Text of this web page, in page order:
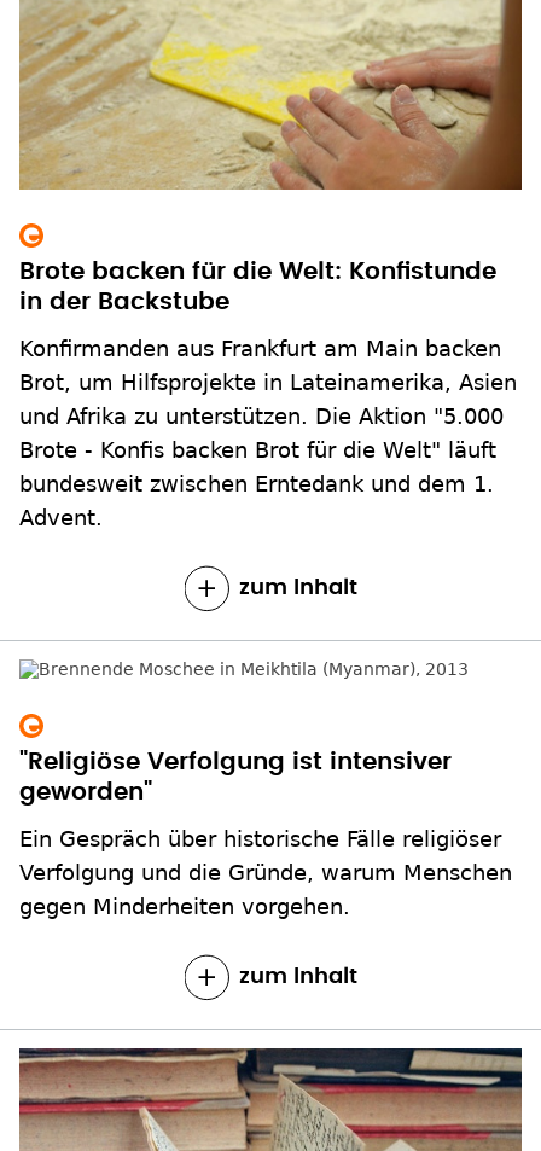
Brote backen für die Welt: Konfistunde
in der Backstube
Konfirmanden aus Frankfurt am Main backen
Brot, um Hilfsprojekte in Lateinamerika, Asien
und Afrika zu unterstützen. Die Aktion "5.000
Brote - Konfis backen Brot für die Welt" läuft
bundesweit zwischen Erntedank und dem 1.
Advent.
zum Inhalt
"Religiöse Verfolgung ist intensiver
geworden"
Ein Gespräch über historische Fälle religiöser
Verfolgung und die Gründe, warum Menschen
gegen Minderheiten vorgehen.
zum Inhalt